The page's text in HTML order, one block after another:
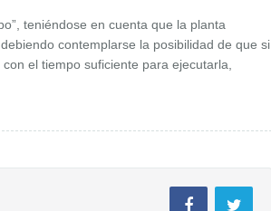
teniéndose en cuenta que la planta
contemplarse la posibilidad de que si
el tiempo suficiente para ejecutarla,